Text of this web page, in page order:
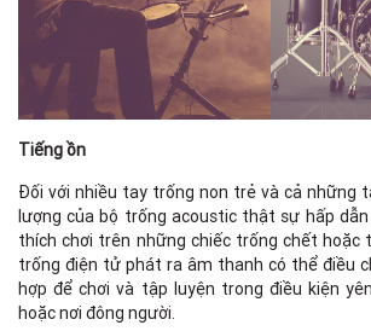
Tiếng ồn
Đối với nhiều tay trống non trẻ và cả những
lượng của bộ trống acoustic thật sự hấp dẫn
thích chơi trên những chiếc trống chết hoặc
trống điện tử phát ra âm thanh có thể điều
hợp để chơi và tập luyện trong điều kiện
hoặc nơi đông người.